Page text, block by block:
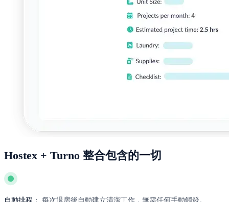
Hostex + Turno 整合包含的一切
自動排程： 每次退房後自動建立清潔工作，無需任何手動觸發。